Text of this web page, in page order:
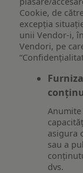
Cookie, de
excepția
unii Vendor-i,
Vendori, pe
asigura
sau a
dvs.